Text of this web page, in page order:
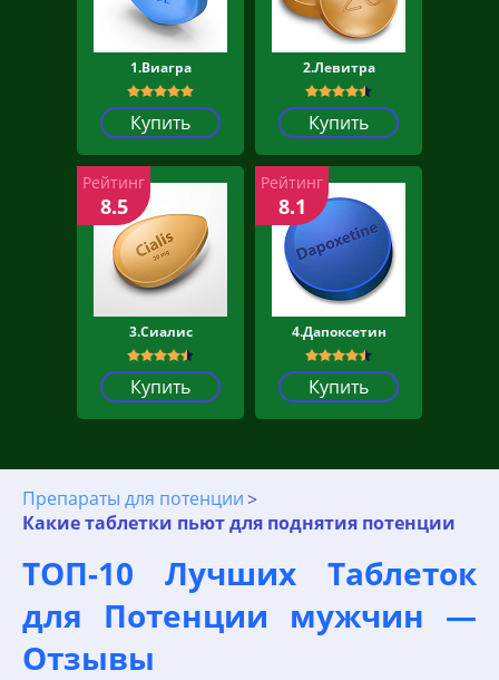
1.Виагра
Купить
2.Левитра
Купить
3.Сиалис
Купить
Рейтинг
8.5
4.Дапоксетин
Купить
Рейтинг
8.1
Препараты для потенции
Какие таблетки пьют для поднятия потенции
ТОП-10 Лучших Таблеток
для Потенции мужчин —
Отзывы